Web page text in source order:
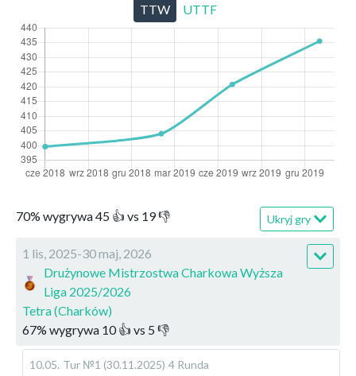
70% wygrywa45 👍 vs 19👎 Ukryj gry
1 lis, 2025-30 maj, 2026
Drużynowe Mistrzostwa Charkowa Wyższa
Liga 2025/2026
Tetra (Charków)
67% wygrywa 10👍 vs 5 👎
10.05. Tur №1 (30.11.2025) 4 Runda
TTW UTTF